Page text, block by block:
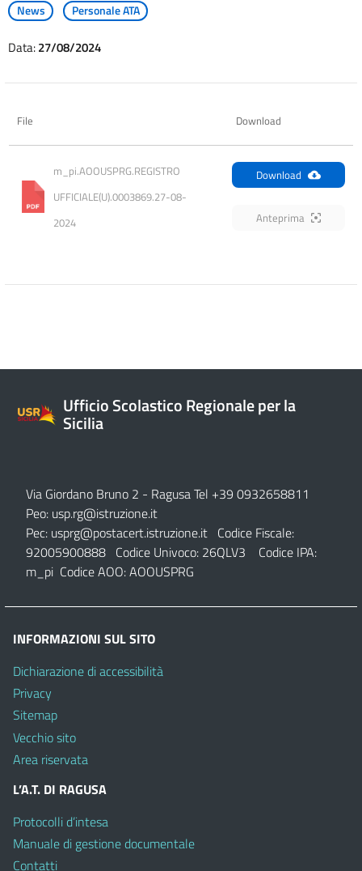
News Personale ATA
Data:27/08/2024
File Download
m_pi.AOOUSPRG.REGISTRO
UFFICIALE(U).0003869.27-08-
2024
Download
Anteprima
Ufficio Scolastico Regionale per la
Sicilia
Via Giordano Bruno 2 - Ragusa Tel +39 0932658811
Peo: usp.rg@istruzione.it
Pec: usprg@postacert.istruzione.it Codice Fiscale:
92005900888 Codice Univoco: 26QLV3 Codice IPA:
m_pi Codice AOO: AOOUSPRG
INFORMAZIONI SUL SITO
Dichiarazione di accessibilità
Privacy
Sitemap
Vecchio sito
Area riservata
L’A.T. DI RAGUSA
Protocolli d’intesa
Manuale di gestione documentale
Contatti